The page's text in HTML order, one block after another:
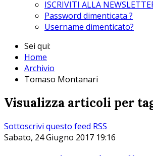
ISCRIVITI ALLA
Password dimenticata ?
Username dimenticato?
Sei qui:
Home
Archivio
Tomaso Montanari
Visualizza articoli per
Sottoscrivi questo feed RSS
Sabato, 24 Giugno 2017 19:16